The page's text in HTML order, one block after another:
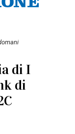
di I
di